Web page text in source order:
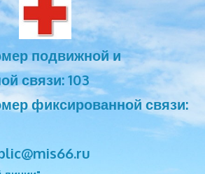
подвижной и
связи: 103
фиксированной связи: